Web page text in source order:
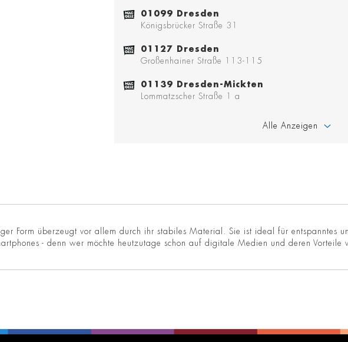
01099 Dresden
Königsbrücker Straße 31
01127 Dresden
Großenhainer Straße 113-115
01139 Dresden-Mickten
Lommatzscher Straße 1 a
Alle Anzeigen
Form überzeugt vor allem durch ihr stabiles Material. Sie ist ideal für entspanntes
- denn wer möchte heutzutage schon auf digitale Medien und deren Vorteile